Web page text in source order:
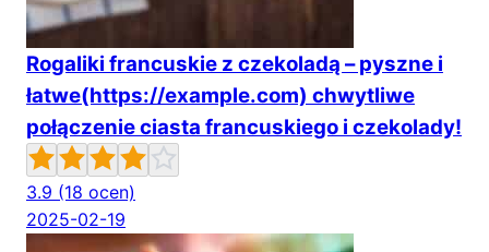
Rogaliki francuskie z czekoladą – pyszne i
łatwe(https://example.com) chwytliwe
połączenie ciasta francuskiego i czekolady!
3.9 (18 ocen)
2025-02-19